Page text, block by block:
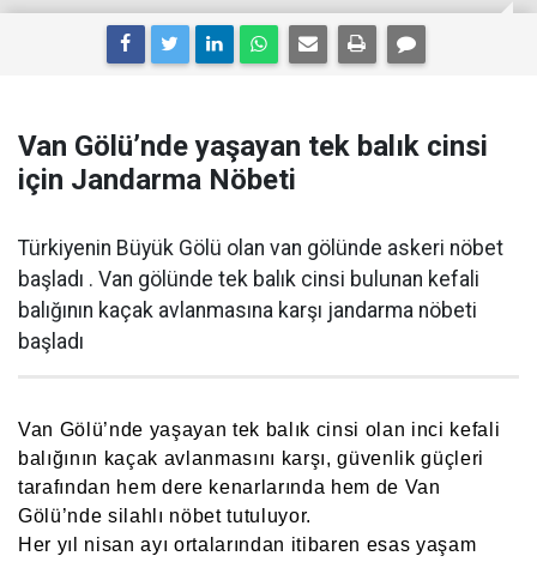
Van Gölü’nde yaşayan tek balık cinsi
için Jandarma Nöbeti
Türkiyenin Büyük Gölü olan van gölünde askeri nöbet
başladı . Van gölünde tek balık cinsi bulunan kefali
balığının kaçak avlanmasına karşı jandarma nöbeti
başladı
Van Gölü’nde yaşayan tek balık cinsi olan inci kefali
balığının kaçak avlanmasını karşı, güvenlik güçleri
tarafından hem dere kenarlarında hem de Van
Gölü’nde silahlı nöbet tutuluyor.
Her yıl nisan ayı ortalarından itibaren esas yaşam